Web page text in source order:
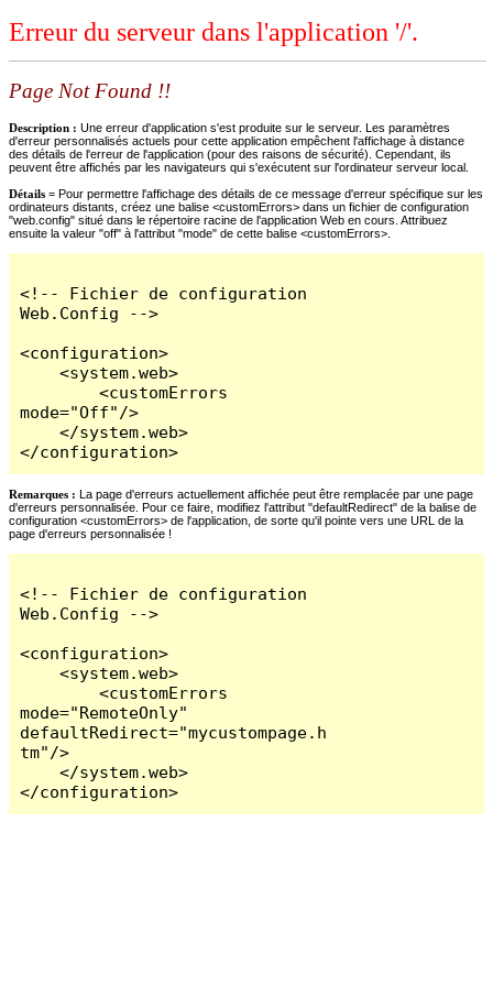
Erreur du serveur dans l'application '/'.
Page Not Found !!
Description : Une erreur d'application s'est produite sur le serveur. Les paramètres
d'erreur personnalisés actuels pour cette application empêchent l'affichage à distance
des détails de l'erreur de l'application (pour des raisons de sécurité). Cependant, ils
peuvent être affichés par les navigateurs qui s'exécutent sur l'ordinateur serveur local.
Détails = Pour permettre l'affichage des détails de ce message d'erreur spécifique sur les
ordinateurs distants, créez une balise <customErrors> dans un fichier de configuration
"web.config" situé dans le répertoire racine de l'application Web en cours. Attribuez
ensuite la valeur "off" à l'attribut "mode" de cette balise <customErrors>.
<!-- Fichier de configuration
Web.Config -->
<configuration>
    <system.web>
        <customErrors
mode="Off"/>
    </system.web>
</configuration>
Remarques : La page d'erreurs actuellement affichée peut être remplacée par une page
d'erreurs personnalisée. Pour ce faire, modifiez l'attribut "defaultRedirect" de la balise de
configuration <customErrors> de l'application, de sorte qu'il pointe vers une URL de la
page d'erreurs personnalisée !
<!-- Fichier de configuration
Web.Config -->
<configuration>
    <system.web>
        <customErrors
mode="RemoteOnly"
defaultRedirect="mycustompage.h
tm"/>
    </system.web>
</configuration>